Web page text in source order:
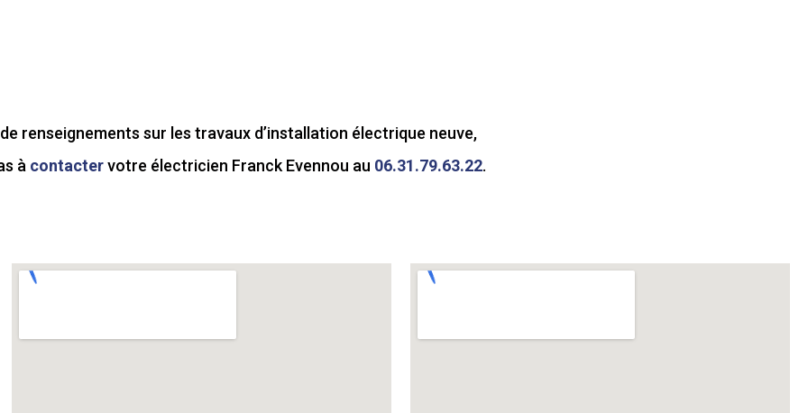
renseignements sur les travaux d’installation électrique neuve,
à contactervotre électricien Franck Evennou au 06.31.79.63.22.